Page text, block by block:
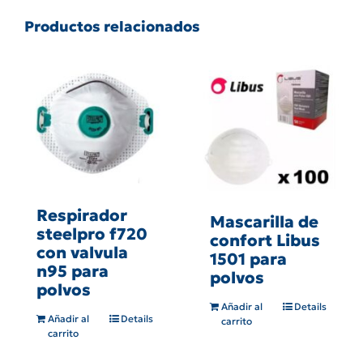
cantidad
Productos relacionados
Respirador
steelpro f720
con valvula
n95 para
polvos
Añadir al
carrito
Details
Mascarilla de
confort Libus
1501 para
polvos
Añadir al
carrito
Details